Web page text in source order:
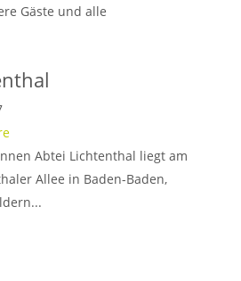
Gäste und alle
Abtei Lichtenthal liegt am
Allee in Baden-Baden,